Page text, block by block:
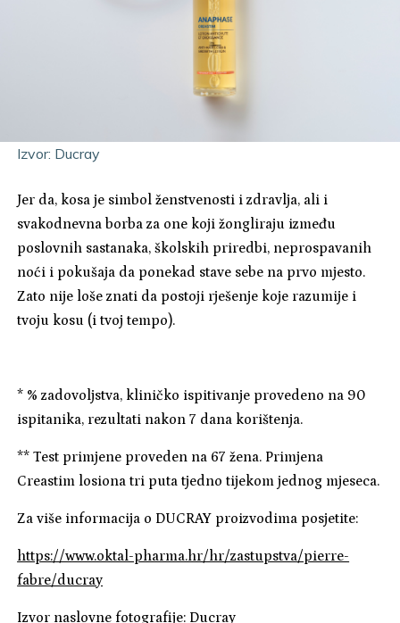
Izvor: Ducray
Jer da, kosa je simbol ženstvenosti i zdravlja, ali i
svakodnevna borba za one koji žongliraju između
poslovnih sastanaka, školskih priredbi, neprospavanih
noći i pokušaja da ponekad stave sebe na prvo mjesto.
Zato nije loše znati da postoji rješenje koje razumije i
tvoju kosu (i tvoj tempo).
* % zadovoljstva, kliničko ispitivanje provedeno na 90
ispitanika, rezultati nakon 7 dana korištenja.
** Test primjene proveden na 67 žena. Primjena
Creastim losiona tri puta tjedno tijekom jednog mjeseca.
Za više informacija o DUCRAY proizvodima posjetite:
https://www.oktal-pharma.hr/hr/zastupstva/pierre-
fabre/ducray
Izvor naslovne fotografije: Ducray